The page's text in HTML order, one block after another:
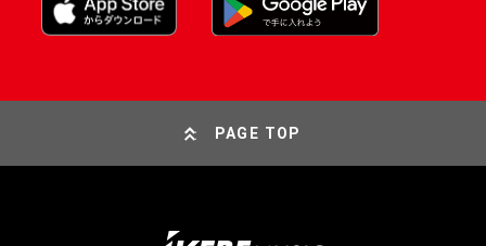
PAGE TOP